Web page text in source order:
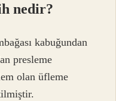
nedir?
kabuğundan
presleme
olan üfleme